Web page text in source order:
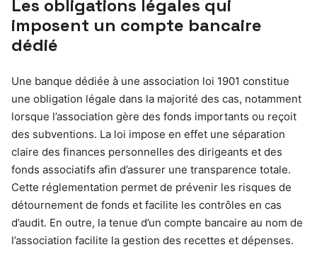
Les obligations légales qui
imposent un compte bancaire
dédié
Une banque dédiée à une association loi 1901 constitue
une obligation légale dans la majorité des cas, notamment
lorsque l’association gère des fonds importants ou reçoit
des subventions. La loi impose en effet une séparation
claire des finances personnelles des dirigeants et des
fonds associatifs afin d’assurer une transparence totale.
Cette réglementation permet de prévenir les risques de
détournement de fonds et facilite les contrôles en cas
d’audit. En outre, la tenue d’un compte bancaire au nom de
l’association facilite la gestion des recettes et dépenses.